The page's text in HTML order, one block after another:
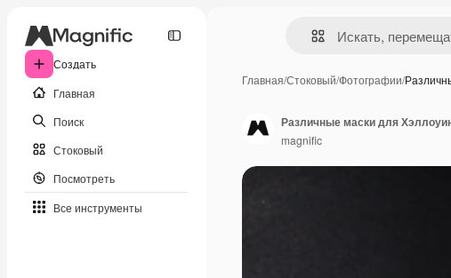
Создать
Главная
Поиск
Стоковый
Посмотреть
Все инструменты
Главная/Стоковый/Фотографии/
Различные маски для
magnific